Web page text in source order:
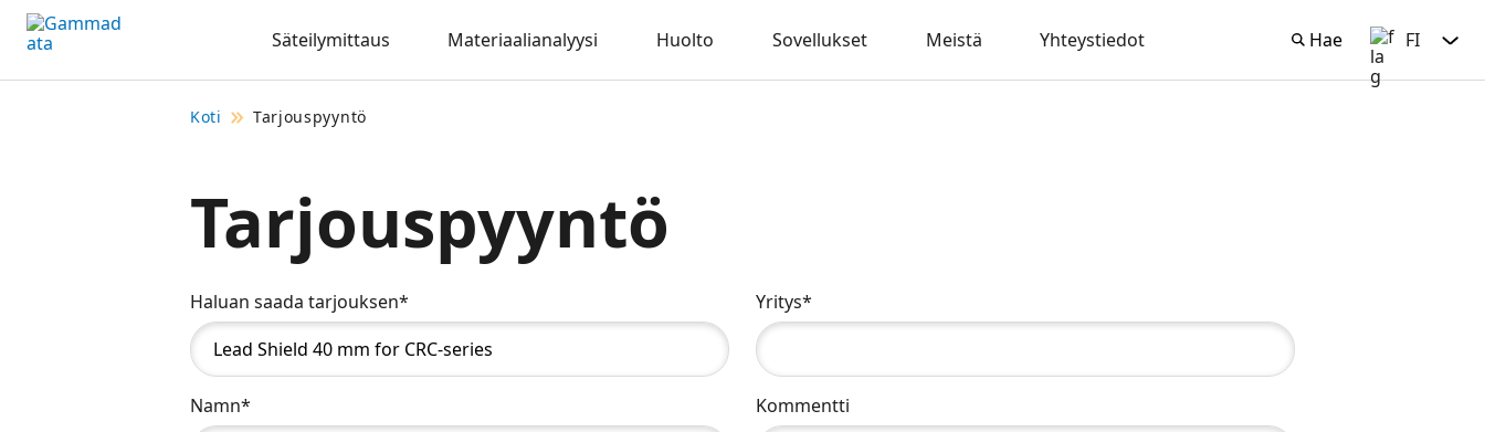
Siirry
pääsisältöönt
Säteilymittaus Materiaalianalyysi Huolto Sovellukset Meistä Yhteystiedot Hae
Hae Suomi
FI
Koti Tarjouspyyntö
Tarjouspyyntö
Haluan saada tarjouksen*
Namn*
Yritys*
Kommentti